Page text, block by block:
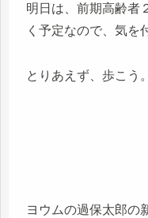
明日は、前期高齢者
く予定なので、気を
とりあえず、歩こう。
ヨウムの過保太郎の